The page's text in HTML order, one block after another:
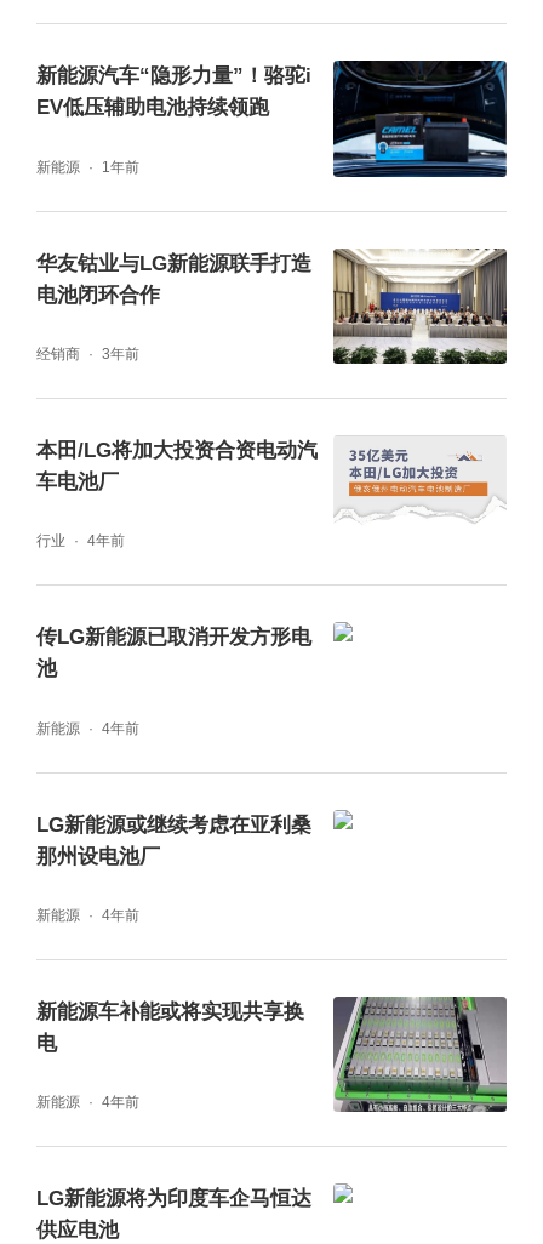
新能源汽车“隐形力量”！骆驼i
EV低压辅助电池持续领跑
新能源 1年前
华友钴业与LG新能源联手打造
电池闭环合作
经销商 3年前
本田/LG将加大投资合资电动汽
车电池厂
行业 4年前
传LG新能源已取消开发方形电
池
新能源 4年前
LG新能源或继续考虑在亚利桑
那州设电池厂
新能源 4年前
新能源车补能或将实现共享换
电
新能源 4年前
LG新能源将为印度车企马恒达
供应电池